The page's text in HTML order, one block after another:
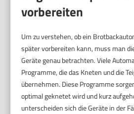
vorbereiten
Um zu verstehen, ob ein
später vorbereiten kann, muss man
Geräte genau betrachten. Viele
Programme, die das Kneten und die
übernehmen. Diese Programme
optimal geknetet wird und kurz
unterscheiden sich die Geräte in der